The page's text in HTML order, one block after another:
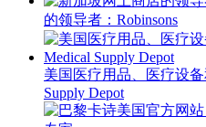
的领导者：Robinsons
美国医疗用品、医疗设
Supply Depot